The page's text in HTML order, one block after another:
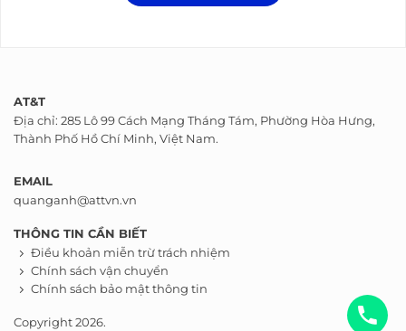
AT&T
Địa chỉ: 285 Lô 99 Cách Mạng Tháng Tám, Phường Hòa Hưng,
Thành Phố Hồ Chí Minh, Việt Nam.
EMAIL
quanganh@attvn.vn
THÔNG TIN CẦN BIẾT
Điều khoản miễn trừ trách nhiệm
Chính sách vận chuyển
Chính sách bảo mật thông tin
Copyright 2026.